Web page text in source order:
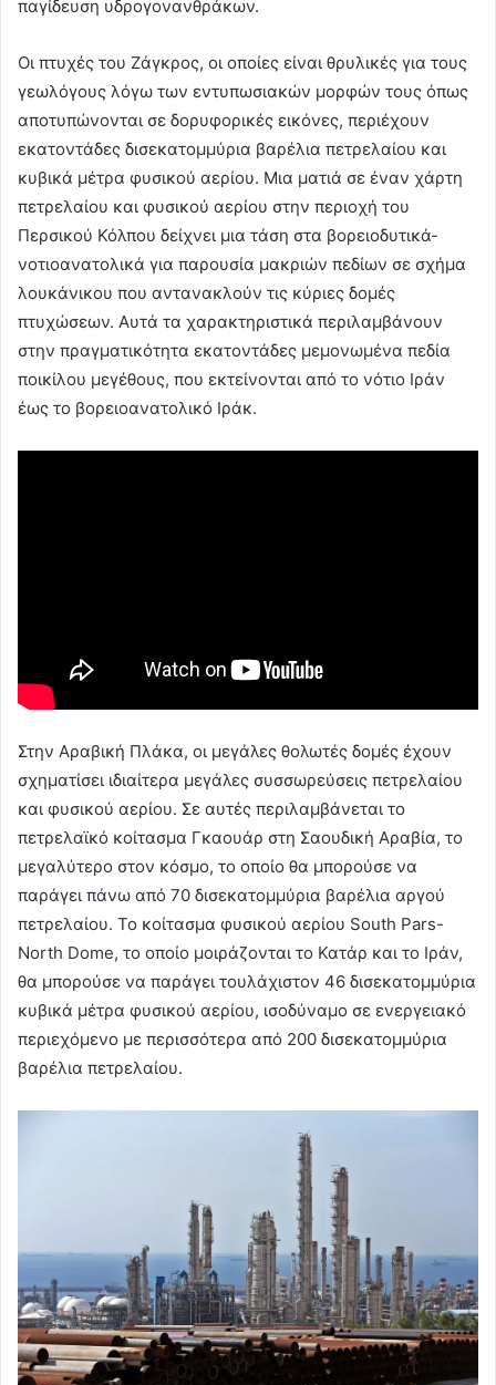
παγίδευση υδρογονανθράκων.
Οι πτυχές του Ζάγκρος, οι οποίες είναι θρυλικές για τους
γεωλόγους λόγω των εντυπωσιακών μορφών τους όπως
αποτυπώνονται σε δορυφορικές εικόνες, περιέχουν
εκατοντάδες δισεκατομμύρια βαρέλια πετρελαίου και
κυβικά μέτρα φυσικού αερίου. Μια ματιά σε έναν χάρτη
πετρελαίου και φυσικού αερίου στην περιοχή του
Περσικού Κόλπου δείχνει μια τάση στα βορειοδυτικά-
νοτιοανατολικά για παρουσία μακριών πεδίων σε σχήμα
λουκάνικου που αντανακλούν τις κύριες δομές
πτυχώσεων. Αυτά τα χαρακτηριστικά περιλαμβάνουν
στην πραγματικότητα εκατοντάδες μεμονωμένα πεδία
ποικίλου μεγέθους, που εκτείνονται από το νότιο Ιράν
έως το βορειοανατολικό Ιράκ.
Στην Αραβική Πλάκα, οι μεγάλες θολωτές δομές έχουν
σχηματίσει ιδιαίτερα μεγάλες συσσωρεύσεις πετρελαίου
και φυσικού αερίου. Σε αυτές περιλαμβάνεται το
πετρελαϊκό κοίτασμα Γκαουάρ στη Σαουδική Αραβία, το
μεγαλύτερο στον κόσμο, το οποίο θα μπορούσε να
παράγει πάνω από 70 δισεκατομμύρια βαρέλια αργού
πετρελαίου. Το κοίτασμα φυσικού αερίου South Pars-
North Dome, το οποίο μοιράζονται το Κατάρ και το Ιράν,
θα μπορούσε να παράγει τουλάχιστον 46 δισεκατομμύρια
κυβικά μέτρα φυσικού αερίου, ισοδύναμο σε ενεργειακό
περιεχόμενο με περισσότερα από 200 δισεκατομμύρια
βαρέλια πετρελαίου.